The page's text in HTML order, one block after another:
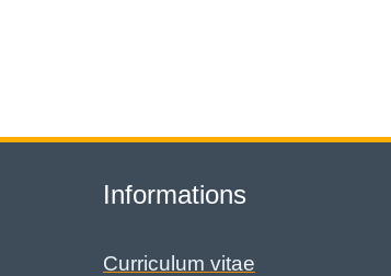
Informations
Curriculum vitae